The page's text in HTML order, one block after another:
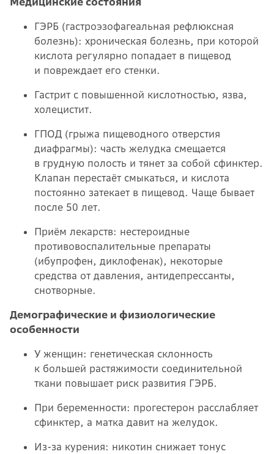
ГЭРБ (гастроэзофагеальная рефлюксная
болезнь): хроническая болезнь, при которой
кислота регулярно попадает в пищевод
и повреждает его стенки.
Гастрит с повышенной кислотностью, язва,
холецистит.
ГПОД (грыжа пищеводного отверстия
диафрагмы): часть желудка смещается
в грудную полость и тянет за собой сфинктер.
Клапан перестаёт смыкаться, и кислота
постоянно затекает в пищевод. Чаще бывает
после 50 лет.
Приём лекарств: нестероидные
противовоспалительные препараты
(ибупрофен, диклофенак), некоторые
средства от давления, антидепрессанты,
снотворные.
Демографические и физиологические
особенности
У женщин: генетическая склонность
к большей растяжимости соединительной
ткани повышает риск развития ГЭРБ.
При беременности: прогестерон расслабляет
сфинктер, а матка давит на желудок.
Из-за курения: никотин снижает тонус